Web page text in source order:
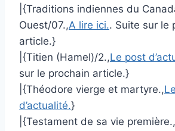
|{Traditions indiennes du
Ouest/07.,A lire ici.. Suite sur le
article.}
|{Titien (Hamel)/2.,Le post
sur le prochain article.}
|{Théodore vierge et martyre.,
d’actualité.}
|{Testament de sa vie première.,